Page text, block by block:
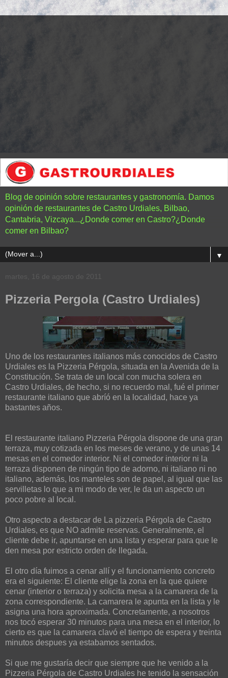
Blog de opinión sobre restaurantes y gastronomía. Damos
opinión de restaurantes de Castro Urdiales, Bilbao,
Cantabria, Vizcaya...¿Donde comer en Castro?¿Donde
comer en Bilbao?
▼
martes, 16 de agosto de 2011
Pizzeria Pergola (Castro Urdiales)
Uno de los restaurantes italianos más conocidos de Castro
Urdiales es la Pizzeria Pérgola, situada en la Avenida de la
Constitución. Se trata de un local con mucha solera en
Castro Urdiales, de hecho, si no recuerdo mal, fué el primer
restaurante italiano que abríó en la localidad, hace ya
bastantes años.
El restaurante italiano Pizzeria Pérgola dispone de una gran
terraza, muy cotizada en los meses de verano, y de unas 14
mesas en el comedor interior. Ni el comedor interior ni la
terraza disponen de ningún tipo de adorno, ni italiano ni no
italiano, además, los manteles son de papel, al igual que las
servilletas lo que a mi modo de ver, le da un aspecto un
poco pobre al local.
Otro aspecto a destacar de La pizzeria Pérgola de Castro
Urdiales, es que NO admite reservas. Generalmente, el
cliente debe ir, apuntarse en una lista y esperar para que le
den mesa por estricto orden de llegada.
El otro día fuimos a cenar allí y el funcionamiento concreto
era el siguiente: El cliente elige la zona en la que quiere
cenar (interior o terraza) y solicita mesa a la camarera de la
zona correspondiente. La camarera le apunta en la lista y le
asigna una hora aproximada. Concretamente, a nosotros
nos tocó esperar 30 minutos para una mesa en el interior, lo
cierto es que la camarera clavó el tiempo de espera y treinta
minutos despues ya estabamos sentados.
Si que me gustaría decir que siempre que he venido a la
Pizzeria Pérgola de Castro Urdiales he tenido la sensación